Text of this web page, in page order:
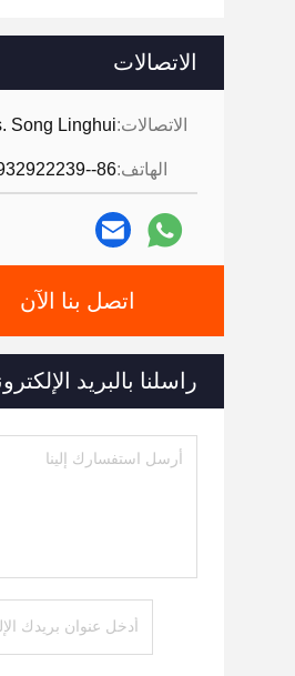
الاتصالات
الاتصالات:Song Linghui
الهاتف:86--13932922239
اتصل بنا الآن
راسلنا بالبريد